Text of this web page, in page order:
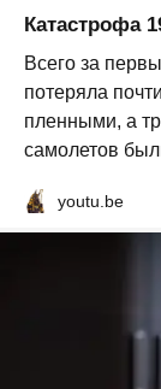
Катастрофа
Всего за
потеряла
пленными, а
самолетов
youtu.be